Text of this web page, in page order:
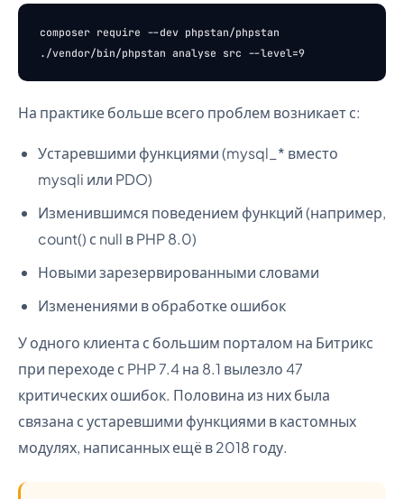
composer require --dev phpstan/phpstan
На практике больше всего проблем возникает с:
Устаревшими функциями (mysql_* вместо
mysqli или PDO)
Изменившимся поведением функций (например,
count() с null в PHP 8.0)
Новыми зарезервированными словами
Изменениями в обработке ошибок
У одного клиента с большим порталом на Битрикс
при переходе с PHP 7.4 на 8.1 вылезло 47
критических ошибок. Половина из них была
связана с устаревшими функциями в кастомных
модулях, написанных ещё в 2018 году.